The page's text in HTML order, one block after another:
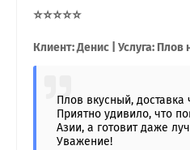
⭐⭐⭐⭐⭐
Клиент: Денис | Услуга: Плов
Плов вкусный, доставка
Приятно удивило, что
Азии, а готовит даже
Уважение!